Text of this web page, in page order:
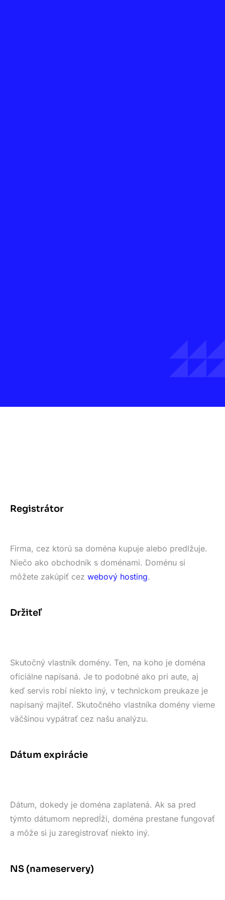
Registrátor
Firma, cez ktorú sa doména kupuje alebo predlžuje.
Niečo ako obchodník s doménami. Doménu si
môžete zakúpiť cez webový hosting.
Držiteľ
Skutočný vlastník domény. Ten, na koho je doména
oficiálne napísaná. Je to podobné ako pri aute, aj
keď servis robí niekto iný, v technickom preukaze je
napísaný majiteľ. Skutočného vlastníka domény vieme
väčšinou vypátrať cez našu analýzu.
Dátum expirácie
Dátum, dokedy je doména zaplatená. Ak sa pred
týmto dátumom nepredĺži, doména prestane fungovať
a môže si ju zaregistrovať niekto iný.
NS (nameservery)